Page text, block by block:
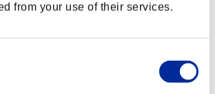
from your use of their services.